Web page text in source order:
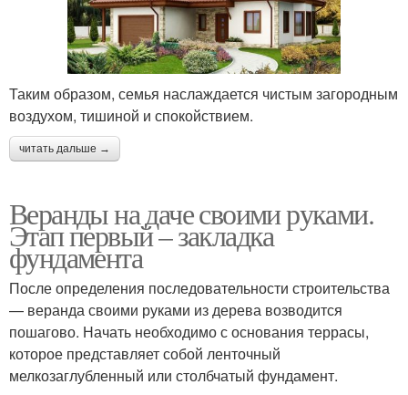
Таким образом, семья наслаждается чистым загородным
воздухом, тишиной и спокойствием.
читать дальше →
Веранды на даче своими руками.
Этап первый – закладка
фундамента
После определения последовательности строительства
— веранда своими руками из дерева возводится
пошагово. Начать необходимо с основания террасы,
которое представляет собой ленточный
мелкозаглубленный или столбчатый фундамент.